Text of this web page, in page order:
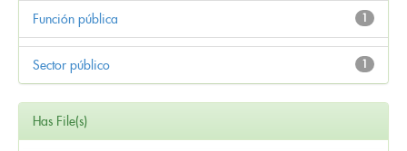
1
Función pública
1
Sector público
Has File(s)